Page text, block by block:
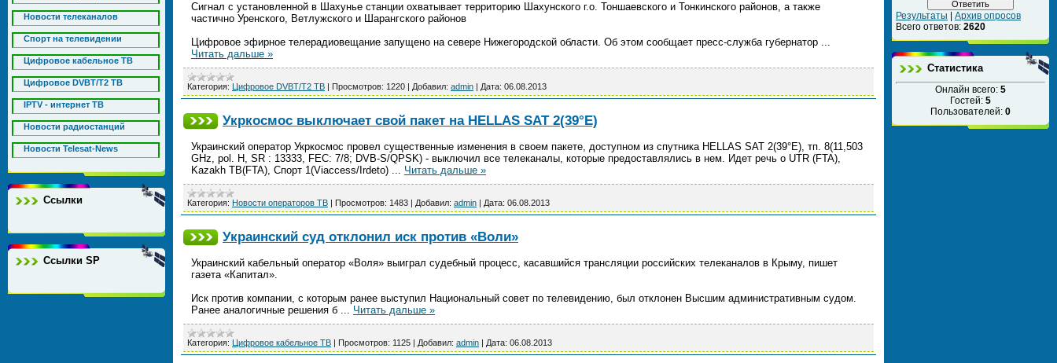
Новости телеканалов
Спорт на телевидении
Цифровое кабельное ТВ
Цифровое DVBT/T2 ТВ
IPTV - интернет ТВ
Новости радиостанций
Новости Telesat-News
Ссылки
Ссылки SP
Сигнал с установленной в Шахунье станции охватывает территорию Шахунского г.о. Тоншаевского и Тонкинского районов, а также
частично Уренского, Ветлужского и Шарангского районов
Цифровое эфирное телерадиовещание запущено на севере Нижегородской области. Об этом сообщает пресс-служба губернатор ...
Читать дальше »
Категория: Цифровое DVBT/T2 ТВ | Просмотров: 1220 | Добавил: admin | Дата: 06.08.2013
Укркосмос выключает свой пакет на HELLAS SAT 2(39°E)
Украинский оператор Укркосмос провел существенные изменения в своем пакете, доступном из спутника HELLAS SAT 2(39°E), тп. 8(11,503
GHz, pol. H, SR : 13333, FEC: 7/8; DVB-S/QPSK) - выключил все телеканалы, которые предоставлялись в нем. Идет речь о UTR (FTA),
Kazakh ТВ(FTA), Спорт 1(Viaccess/Irdeto) ... Читать дальше »
Категория: Новости операторов ТВ | Просмотров: 1483 | Добавил: admin | Дата: 06.08.2013
Украинский суд отклонил иск против «Воли»
Украинский кабельный оператор «Воля» выиграл судебный процесс, касавшийся трансляции российских телеканалов в Крыму, пишет
газета «Капитал».
Иск против компании, с которым ранее выступил Национальный совет по телевидению, был отклонен Высшим административным судом.
Ранее аналогичные решения б ... Читать дальше »
Категория: Цифровое кабельное ТВ | Просмотров: 1125 | Добавил: admin | Дата: 06.08.2013
Результаты
Архив опросов
Всего ответов: 2620
Статистика
Онлайн всего: 5
Гостей: 5
Пользователей: 0